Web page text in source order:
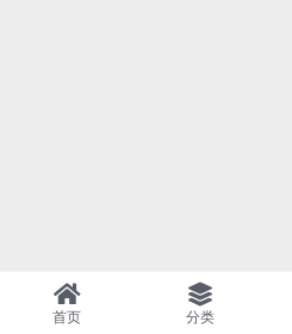
首页 分类